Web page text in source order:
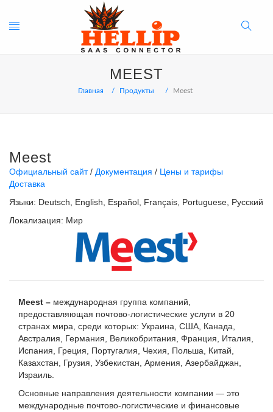
Toggle Search
MEEST
Главная Продукты Meest
Meest
Официальный сайт Документация
Цены и тарифы
Доставка
Языки: Deutsch English Español Français Portuguese Русский
Локализация: Мир
Meest – международная группа компаний,
предоставляющая почтово-логистические услуги в 20
странах мира, среди которых: Украина, США, Канада,
Австралия, Германия, Великобритания, Франция, Италия,
Испания, Греция, Португалия, Чехия, Польша, Китай,
Казахстан, Грузия, Узбекистан, Армения, Азербайджан,
Израиль.
Основные направления деятельности компании — это
международные почтово-логистические и финансовые